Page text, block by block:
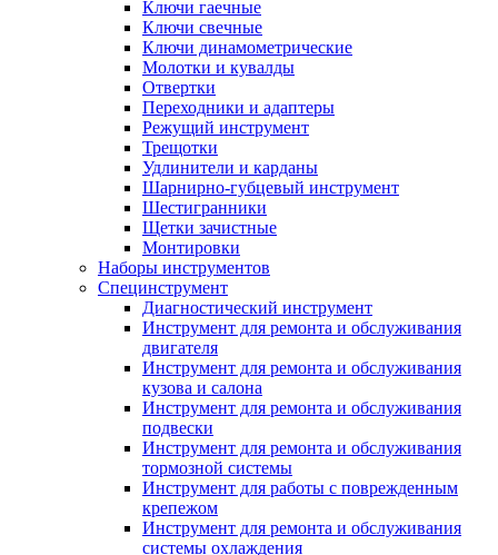
Ключи гаечные
Ключи свечные
Ключи динамометрические
Молотки и кувалды
Отвертки
Переходники и адаптеры
Режущий инструмент
Трещотки
Удлинители и карданы
Шарнирно-губцевый инструмент
Шестигранники
Щетки зачистные
Монтировки
Наборы инструментов
Специнструмент
Диагностический инструмент
Инструмент для ремонта и обслуживания
двигателя
Инструмент для ремонта и обслуживания
кузова и салона
Инструмент для ремонта и обслуживания
подвески
Инструмент для ремонта и обслуживания
тормозной системы
Инструмент для работы с поврежденным
крепежом
Инструмент для ремонта и обслуживания
системы охлаждения